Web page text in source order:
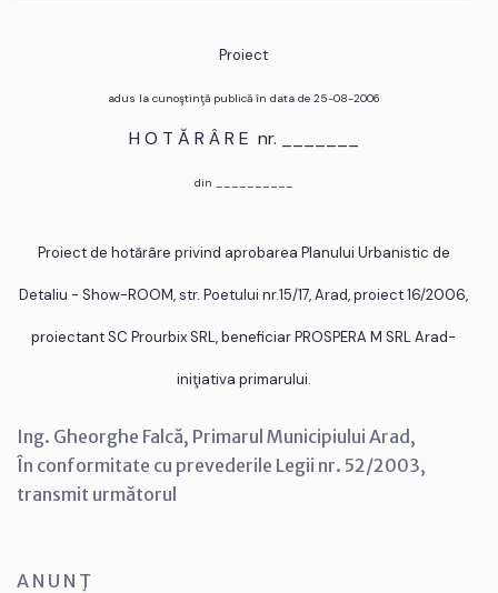
Proiect
adus la cunoştinţă publică în data de 25-08-2006
H O T Ă R Â R E nr. _______
din __________
Proiect de hotărâre privind aprobarea Planului Urbanistic de
Detaliu - Show-ROOM, str. Poetului nr.15/17, Arad, proiect 16/2006,
proiectant SC Prourbix SRL, beneficiar PROSPERA M SRL Arad-
iniţiativa primarului.
Ing. Gheorghe Falcă, Primarul Municipiului Arad,
În conformitate cu prevederile Legii nr. 52/2003,
transmit următorul
A N U N Ţ